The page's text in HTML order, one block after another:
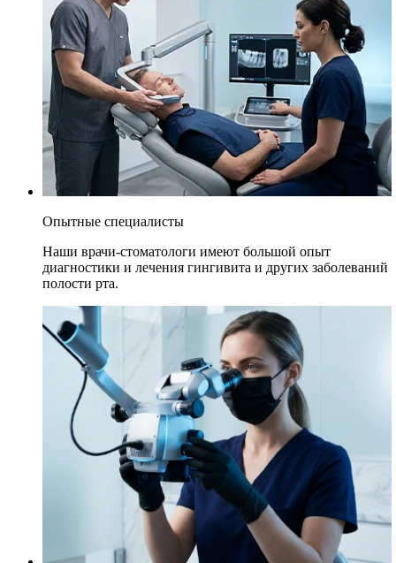
Опытные специалисты
Наши врачи-стоматологи имеют большой опыт
диагностики и лечения гингивита и других заболеваний
полости рта.